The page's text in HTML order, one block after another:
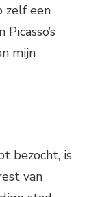
zelf een
mijn
bezocht, is
van